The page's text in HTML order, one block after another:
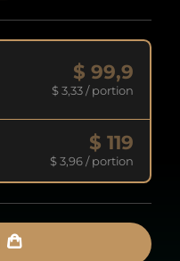
$ 99,9
$ 3,33/ portion
$ 119
$ 3,96/ portion